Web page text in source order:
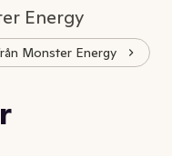
Energy
Monster Energy
20,77 kr
/l